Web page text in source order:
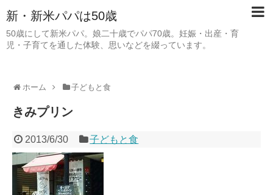
新・新米パパは50歳
50歳にして新米パパ。娘二十歳でパパ70歳。妊娠・出産・育
児・子育てを通した体験、思いなどを綴っています。
ホーム 子どもと食
きみプリン
2013/6/30 子どもと食